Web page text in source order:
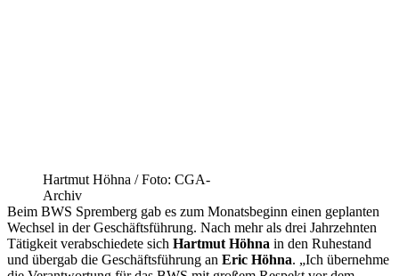
Hartmut Höhna / Foto: CGA-
Archiv
Beim BWS Spremberg gab es zum Monatsbeginn einen geplanten
Wechsel in der Geschäftsführung. Nach mehr als drei Jahrzehnten
Tätigkeit verabschiedete sich Hartmut Höhna in den Ruhestand
und übergab die Geschäftsführung an Eric Höhna. „Ich übernehme